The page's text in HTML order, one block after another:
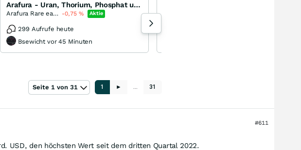
Arafura - Uran, Thorium, Phosphat und Rare Earth im N.T.
Arafura Rare earths -0,75% Aktie
299 Aufrufe heute
Bsewicht vor 45 Minuten
1 ► … 31
Seite 1 von 31
#611
USD, den höchsten Wert seit dem dritten Quartal 2022.